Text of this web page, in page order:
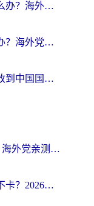
在瑞士用洋码头地区限制怎么办？海外华人必看的回国加速全攻略
爱奇艺在新西兰用不了怎么办？海外党亲测有效的回国加速方案
在巴西用陌陌怎么把定位修改到中国国内？海外党必看的回国加速全攻略
玩奇迹MU什么加速器好用？海外党亲测：这款加速器让你告别延迟卡顿！
欧洲怎么玩崩坏：星穹铁道不卡？2026海外玩家国服游戏加速器终极攻略